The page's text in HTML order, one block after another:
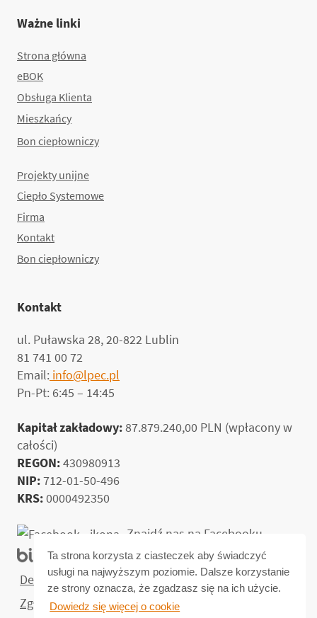
Ta strona korzysta z ciasteczek aby świadczyć
usługi na najwyższym poziomie. Dalsze korzystanie
ze strony oznacza, że zgadzasz się na ich użycie.
Dowiedz się więcej o cookie
Ważne linki
Strona główna
eBOK
Obsługa Klienta
Mieszkańcy
Bon ciepłowniczy
Projekty unijne
Ciepło Systemowe
Firma
Kontakt
Bon ciepłowniczy
Kontakt
ul. Puławska 28, 20-822 Lublin
81 741 00 72
Email: info@lpec.pl
Pn-Pt: 6:45 – 14:45
Kapitał zakładowy:87.879.240,00 PLN (wpłacony w
całości)
REGON:430980913
NIP:712-01-50-496
KRS:0000492350
Znajdź nas na Facebooku
Biuletyn informacji publicznej
Deklaracja dostępności
Zgłoszenia naruszeń prawa